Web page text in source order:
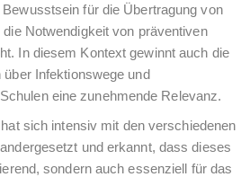
für die Übertragung von
Notwendigkeit von präventiven
In diesem Kontext gewinnt auch die
Infektionswege und
eine zunehmende Relevanz.
sich intensiv mit den verschiedenen
und erkannt, dass dieses
sondern auch essenziell für das